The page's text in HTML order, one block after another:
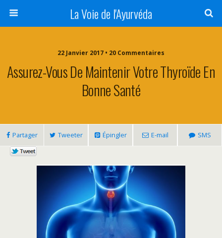
La Voie de l'Ayurvéda
22 Janvier 2017 • 20 Commentaires
Assurez-Vous De Maintenir Votre Thyroïde En
Bonne Santé
Partager Tweeter Épingler E-mail SMS